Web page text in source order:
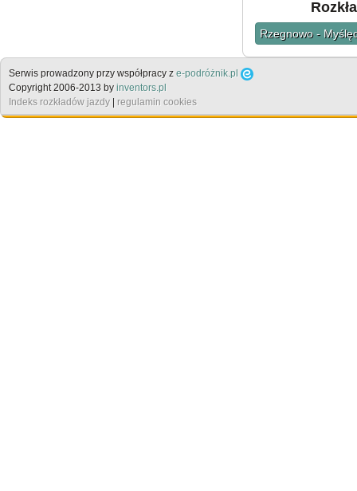
Rzegnowo -
Serwis prowadzony przy współpracy z e-podróżnik.pl
Copyright 2006-2013 by inventors.pl
Indeks rozkładów jazdy | regulamin cookies